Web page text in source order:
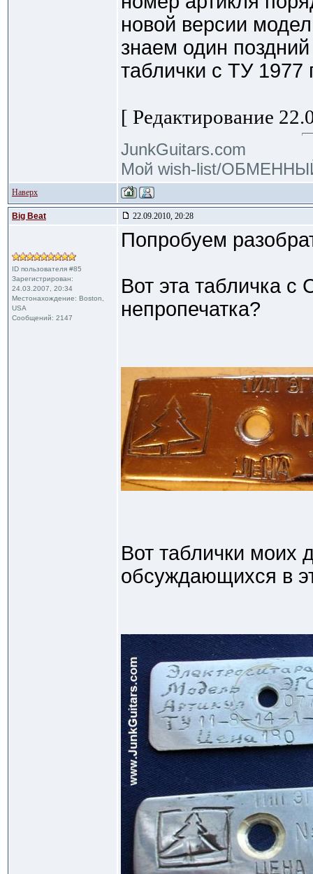
новой версии
знаем один
таблички с ТУ 1977
[ Редактирование
JunkGuitars.com
Мой wish-list/
Наверх
Big Beat 22.09.2010, 20:28
ID пользователя #85
Зарегистрирован:
24.03.2007, 20:34
Местонахождение: Boston,
USA
Сообщений: 2147
Попробуем
Вот эта табличка с
непропечатка?
Вот таблички моих
обсуждающихся в